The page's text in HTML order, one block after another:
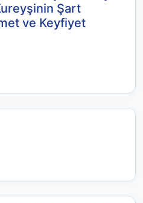
Şart
ve Keyfiyet